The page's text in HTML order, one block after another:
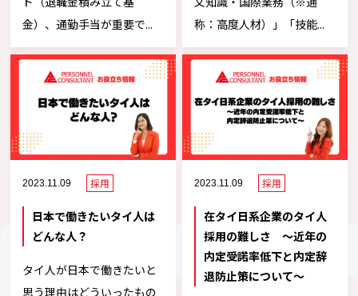
金）、通勤手当が重要で...
称：高度人材）」「技能...
2023.11.09 採用
日本で働きたいタイ人は
どんな人？
タイ人が日本で働きたいと
思う理由はどういったもの
2023.11.09 採用
在タイ日系企業のタイ人
採用の難しさ ～近年の
内定受諾率低下と内定辞
退防止策について～